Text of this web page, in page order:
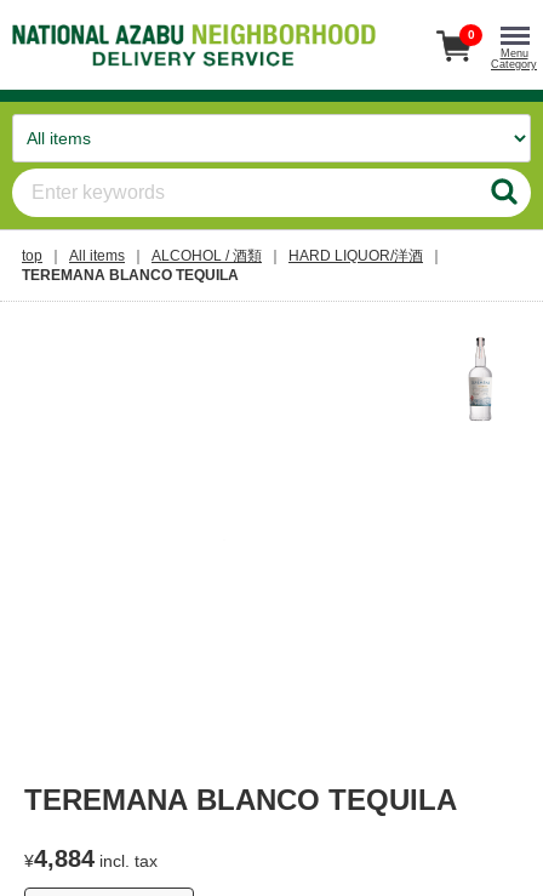
0
Menu
Category
top All items ALCOHOL / 酒類
HARD LIQUOR/洋酒
TEREMANA BLANCO TEQUILA
TEREMANA BLANCO TEQUILA
¥4,884 incl. tax